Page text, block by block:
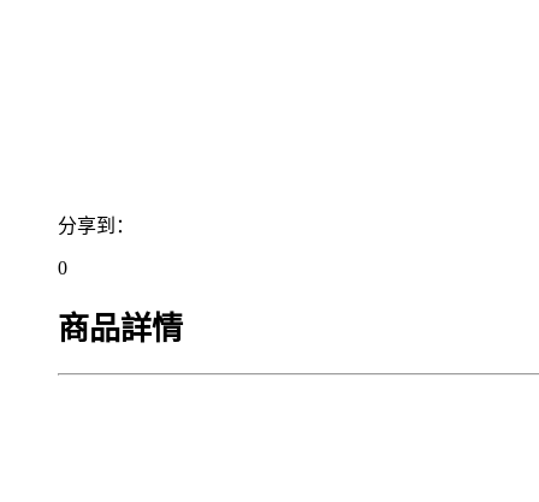
分享到：
0
商品詳情